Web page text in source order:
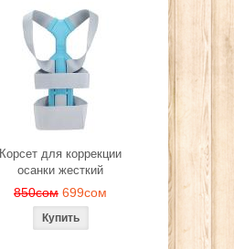
Корсет для коррекции
осанки жесткий
850сом 699сом